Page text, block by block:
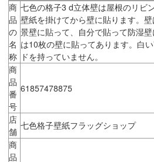
商
品
の
名
称
七色の格子3 d立体壁は屋根のリビ
壁紙を掛けてから壁に貼ります。
景壁に貼って、自分で貼って防湿
は10枚の壁に貼ってあります。白
ドを持っていません。
商
品
番
号
61857478875
店
舗
七色格子壁紙フラッグショップ
商
品